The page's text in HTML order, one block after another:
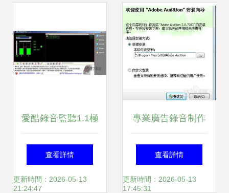
愛酷錄音監聽1.1極
速版 高效融合麥克
風與電腦聲源的專
查看詳情
更新時間：2026-05-13
21:24:47
專業廣告錄音制作
打造品牌聲音的關
鍵步驟
查看詳情
更新時間：2026-05-13
17:45:31